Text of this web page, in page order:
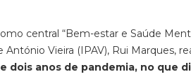
central “Bem-estar e Saúde
Vieira (IPAV), Rui Marques,
dois anos de pandemia, no que